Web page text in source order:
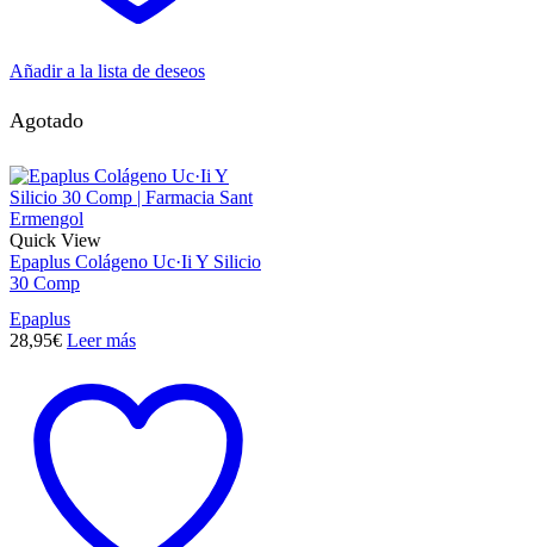
Añadir a la lista de deseos
Agotado
Quick View
Epaplus Colágeno Uc·Ii Y Silicio
30 Comp
Epaplus
28,95€ Leer más